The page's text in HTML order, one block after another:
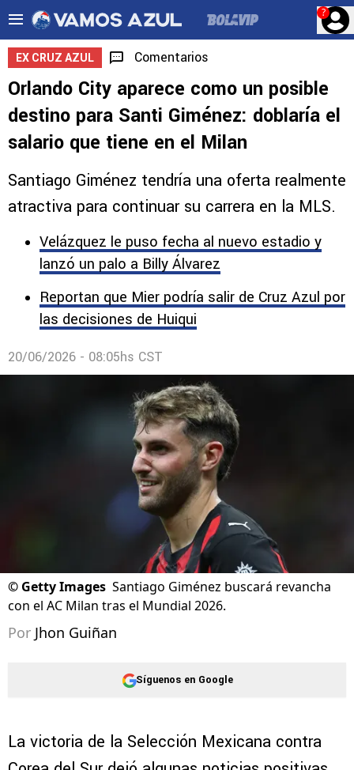
?
EX CRUZ AZUL Comentarios
Orlando City aparece como un posible
destino para Santi Giménez: doblaría el
salario que tiene en el Milan
Santiago Giménez tendría una oferta realmente
atractiva para continuar su carrera en la MLS.
Velázquez le puso fecha al nuevo estadio y
lanzó un palo a Billy Álvarez
Reportan que Mier podría salir de Cruz Azul por
las decisiones de Huiqui
20/06/2026 - 08:05hs CST
© Getty Images Santiago Giménez buscará revancha
con el AC Milan tras el Mundial 2026.
Por Jhon Guiñan
Síguenos en Google
La victoria de la Selección Mexicana contra